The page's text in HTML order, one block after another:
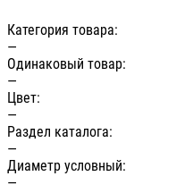
Категория товара:
—
Одинаковый товар:
—
Цвет:
—
Раздел каталога:
—
Диаметр условный:
—